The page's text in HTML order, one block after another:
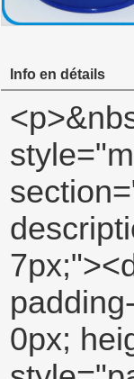
Info en détails
<p>&nbsp;</p> <div id="ali-anchor-description" style="margin-top: 15px; height: auto;" data-section="description">&nbsp;</div> <div id="ali-title-description" style="margin-top: 15px; margin-bottom: 7px;"><div style="border-bottom: #ddd 1px solid; padding-bottom: 8px; padding-left: 0px; padding-right: 0px; height: auto; padding-top: 8px;"> <span style="padding-bottom: 8px; line-height: 12px; background-color: #ddd; padding-left: 15px; padding-right: 15px; color: #333; font-weight: bold; padding-top: 8px;"> Description du produit </span> </div></div> <p> <span style="font-size: 18px;"> <strong> Bande pour tuyau </strong> </span> </p> <p style="margin-top: 5pt; margin-bottom: 5pt;"> <span style="font-size: 14px;"> Standard (faible) PTFE tape </span> </p> <p style="margin-top: 5pt; margin-bottom: 5pt;"> <span style="font-size: 14px;"> Qualité standard blanc PTFE ruban adapté pour air, l&#39;eau, hydraulique et faible pression lignes. </span> </p> <table class="aliDataTable" style="width: 426.1pt; font-family: Verdana, Arial, Helvetica, sans-serif;"><tbody> <tr align="left"> <td style="width: 167.7pt;" rowspan="5" valign="center"><p> <strong> <span style="font-family: Arial; font-size: 12pt;"> Spécifications: </span> </strong> </p></td> <td style="width: 258.4pt;" valign="top"><p> <span style="font-family: Arial; font-size: 12pt;"> Largeur: </span> <span style="font-family: Arial; font-size: 12pt;"> 12MM 19mm 25mm </span> </p></td> </tr> <tr align="left"><td style="width: 258.4pt;" valign="top"><p> <span style="font-family: Arial; font-size: 12pt;"> Épaisseur: </span> <span style="font-family: Arial; font-size: 12pt;"> 0.075mm 0.1mm 0.2mm </span> </